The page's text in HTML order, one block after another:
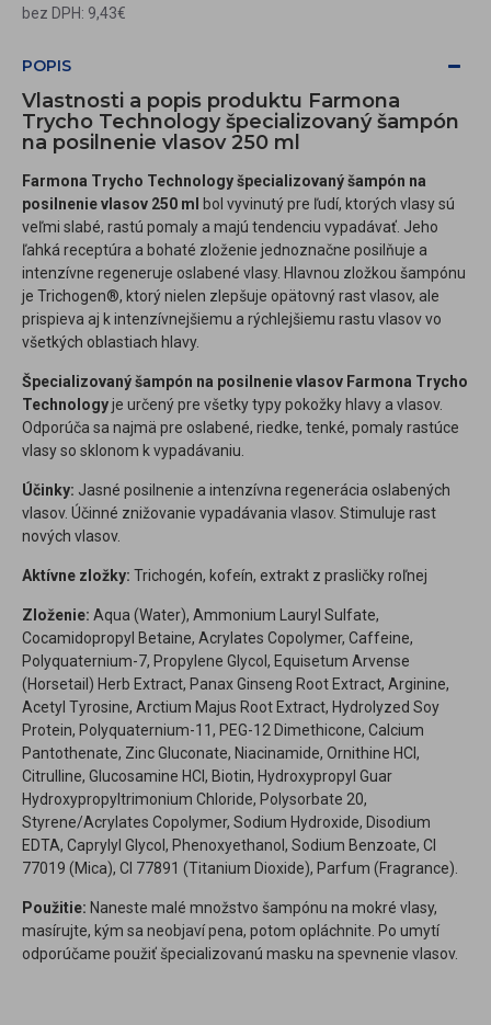
bez DPH: 9,43€
POPIS
Vlastnosti a popis produktu Farmona
Trycho Technology špecializovaný šampón
na posilnenie vlasov 250 ml
Farmona Trycho Technology špecializovaný šampón na
posilnenie vlasov 250 ml
bol vyvinutý pre ľudí, ktorých vlasy sú
veľmi slabé, rastú pomaly a majú tendenciu vypadávať. Jeho
ľahká receptúra a bohaté zloženie jednoznačne posilňuje a
intenzívne regeneruje oslabené vlasy. Hlavnou zložkou šampónu
je Trichogen®, ktorý nielen zlepšuje opätovný rast vlasov, ale
prispieva aj k intenzívnejšiemu a rýchlejšiemu rastu vlasov vo
všetkých oblastiach hlavy.
Špecializovaný šampón na posilnenie vlasov Farmona Trycho
Technologyje určený pre všetky typy pokožky hlavy a vlasov.
Odporúča sa najmä pre oslabené, riedke, tenké, pomaly rastúce
vlasy so sklonom k vypadávaniu.
Účinky: Jasné posilnenie a intenzívna regenerácia oslabených
vlasov. Účinné znižovanie vypadávania vlasov. Stimuluje rast
nových vlasov.
Aktívne zložky: Trichogén, kofeín, extrakt z prasličky roľnej
Zloženie: Aqua (Water), Ammonium Lauryl Sulfate,
Cocamidopropyl Betaine, Acrylates Copolymer, Caffeine,
Polyquaternium-7, Propylene Glycol, Equisetum Arvense
(Horsetail) Herb Extract, Panax Ginseng Root Extract, Arginine,
Acetyl Tyrosine, Arctium Majus Root Extract, Hydrolyzed Soy
Protein, Polyquaternium-11, PEG-12 Dimethicone, Calcium
Pantothenate, Zinc Gluconate, Niacinamide, Ornithine HCl,
Citrulline, Glucosamine HCl, Biotin, Hydroxypropyl Guar
Hydroxypropyltrimonium Chloride, Polysorbate 20,
Styrene/Acrylates Copolymer, Sodium Hydroxide, Disodium
EDTA, Caprylyl Glycol, Phenoxyethanol, Sodium Benzoate, CI
77019 (Mica), CI 77891 (Titanium Dioxide), Parfum (Fragrance).
Použitie: Naneste malé množstvo šampónu na mokré vlasy,
masírujte, kým sa neobjaví pena, potom opláchnite. Po umytí
odporúčame použiť špecializovanú masku na spevnenie vlasov.